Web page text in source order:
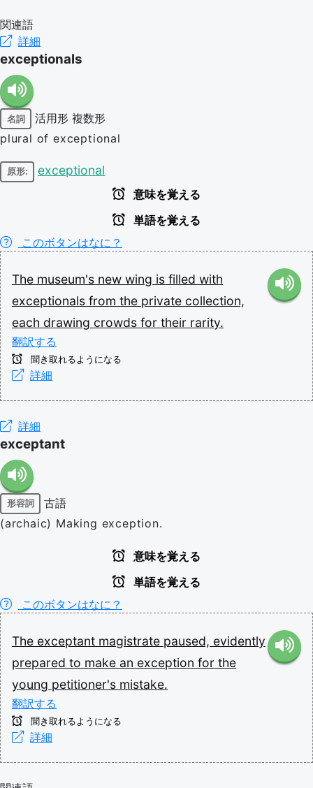
関連語
詳細
exceptionals
名詞 活用形 複数形
plural of exceptional
原形: exceptional
意味を覚える
単語を覚える
このボタンはなに？
The museum's new wing is filled with
exceptionals from the private collection,
each drawing crowds for their rarity.
翻訳する
聞き取れるようになる
詳細
詳細
exceptant
形容詞
古語
(archaic) Making exception.
意味を覚える
単語を覚える
このボタンはなに？
The exceptant magistrate paused, evidently
prepared to make an exception for the
young petitioner's mistake.
翻訳する
聞き取れるようになる
詳細